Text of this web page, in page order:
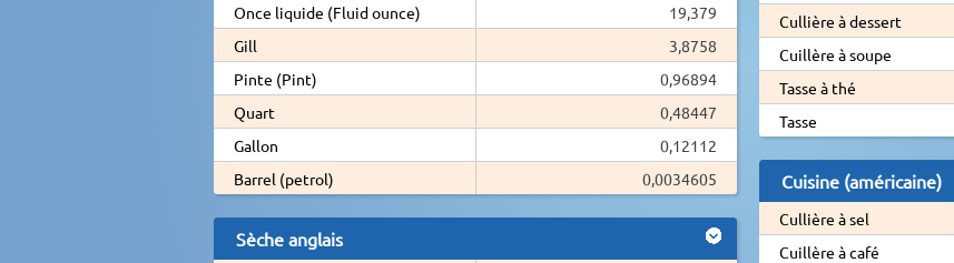
Once liquide (Fluid ounce)
19,379
Gill
3,8758
Pinte (Pint)
0,96894
Quart
0,48447
Gallon
0,12112
Barrel (petrol)
0,0034605
Sèche anglais
Cullière à dessert
Cuillère à soupe
Tasse à thé
Tasse
Cuisine (américaine)
Cullière à sel
Cuillère à café